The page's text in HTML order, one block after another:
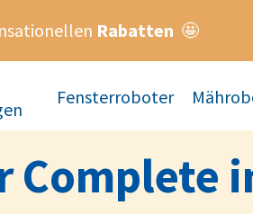
Rabatten 🤩
Fensterroboter